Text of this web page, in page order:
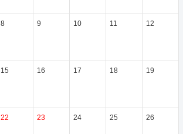
8 9 10 11 12
15 16 17 18 19
22 23 24 25 26